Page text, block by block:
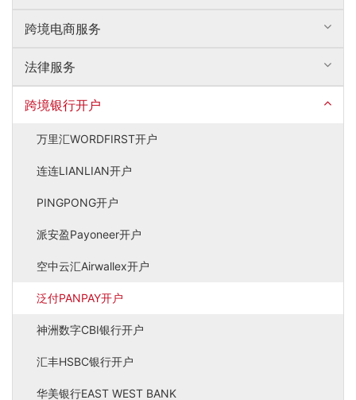
跨境电商服务
法律服务
跨境银行开户
万里汇WORDFIRST开户
连连LIANLIAN开户
PINGPONG开户
派安盈Payoneer开户
空中云汇Airwallex开户
泛付PANPAY开户
神洲数字CBI银行开户
汇丰HSBC银行开户
华美银行EAST WEST BANK